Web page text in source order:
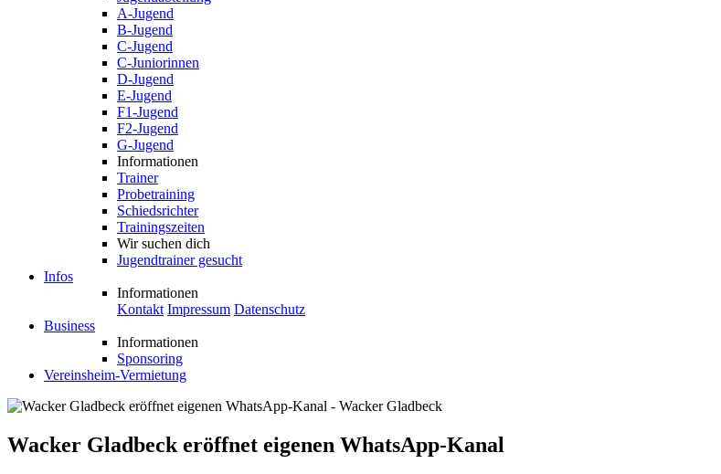
A-Jugend
B-Jugend
C-Jugend
C-Juniorinnen
D-Jugend
E-Jugend
F1-Jugend
F2-Jugend
G-Jugend
Informationen
Trainer
Probetraining
Schiedsrichter
Trainingszeiten
Wir suchen dich
Jugendtrainer gesucht
Infos
Informationen
Kontakt Impressum Datenschutz
Business
Informationen
Sponsoring
Vereinsheim-Vermietung
Wacker Gladbeck eröffnet eigenen WhatsApp-Kanal